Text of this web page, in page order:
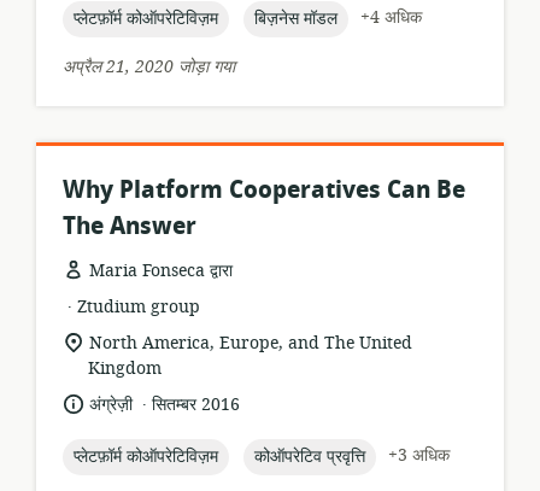
topic:
प्लेटफ़ॉर्म कोऑपरेटिविज़म topic:
बिज़नेस मॉडल
+4 अधिक
अप्रैल 21, 2020 जोड़ा गया
Why Platform Cooperatives Can Be
The Answer
Maria Fonseca द्वारा
संसाधन
प्रारूप:
.
प्रकाशक:
Ztudium group
सुसंगति
का
स्थान:
North America, Europe, and The United
Kingdom
भाषा:अंग्रेज़ी .
प्रकाशनसितम्बर 2016
topic:
प्लेटफ़ॉर्म कोऑपरेटिविज़म topic:
कोऑपरेटिव प्रवृत्ति
+3 अधिक